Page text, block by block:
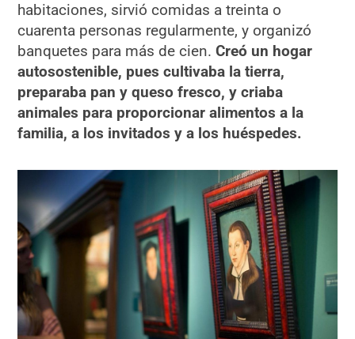
habitaciones, sirvió comidas a treinta o
cuarenta personas regularmente, y organizó
banquetes para más de cien.Creó un hogar
autosostenible, pues cultivaba la tierra,
preparaba pan y queso fresco, y criaba
animales para proporcionar alimentos a la
familia, a los invitados y a los huéspedes.